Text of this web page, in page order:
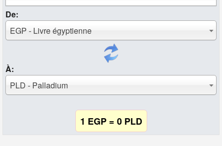
De:
EGP - Livre égyptienne
À:
PLD - Palladium
1 EGP = 0 PLD